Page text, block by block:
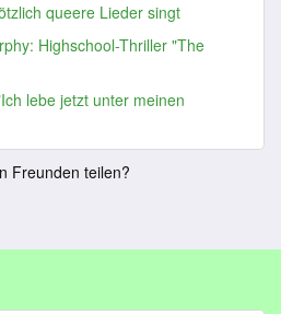
queere Lieder singt
Highschool-Thriller "The
lebe jetzt unter meinen
Freunden teilen?